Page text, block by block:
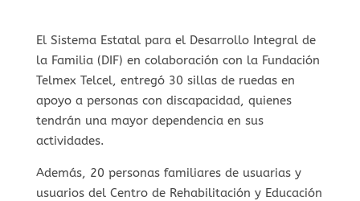
El Sistema Estatal para el Desarrollo Integral de
la Familia (DIF) en colaboración con la Fundación
Telmex Telcel, entregó 30 sillas de ruedas en
apoyo a personas con discapacidad, quienes
tendrán una mayor dependencia en sus
actividades.
Además, 20 personas familiares de usuarias y
usuarios del Centro de Rehabilitación y Educación